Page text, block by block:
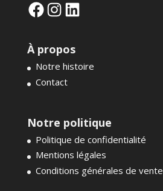
FacebookInstagram
LinkedIn
À propos
Notre histoire
Contact
Notre politique
Politique de confidentialité
Mentions légales
Conditions générales de vente